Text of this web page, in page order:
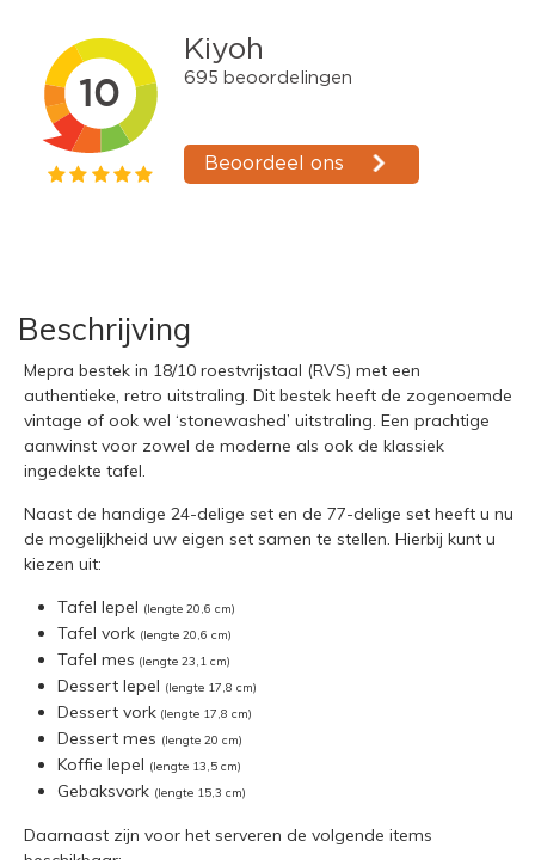
Beschrijving
Mepra bestek in 18/10 roestvrijstaal (RVS) met een
authentieke, retro uitstraling. Dit bestek heeft de zogenoemde
vintage of ook wel ‘stonewashed’ uitstraling. Een prachtige
aanwinst voor zowel de moderne als ook de klassiek
ingedekte tafel.
Naast de handige 24-delige set en de 77-delige set heeft u nu
de mogelijkheid uw eigen set samen te stellen. Hierbij kunt u
kiezen uit:
Tafel lepel (lengte 20,6 cm)
Tafel vork (lengte 20,6 cm)
Tafel mes (lengte 23,1 cm)
Dessert lepel (lengte 17,8 cm)
Dessert vork (lengte 17,8 cm)
Dessert mes (lengte 20 cm)
Koffie lepel (lengte 13,5 cm)
Gebaksvork (lengte 15,3 cm)
Daarnaast zijn voor het serveren de volgende items